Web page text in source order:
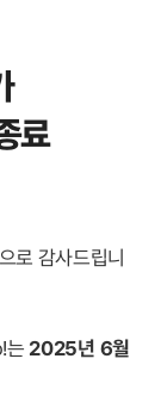
료
로 감사드립니
는 2025년 6월